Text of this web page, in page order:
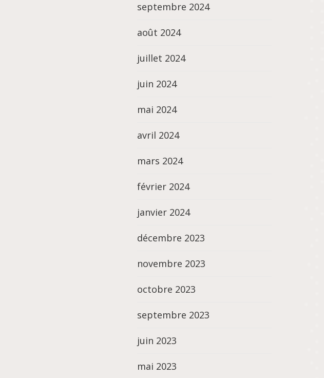
septembre 2024
août 2024
juillet 2024
juin 2024
mai 2024
avril 2024
mars 2024
février 2024
janvier 2024
décembre 2023
novembre 2023
octobre 2023
septembre 2023
juin 2023
mai 2023